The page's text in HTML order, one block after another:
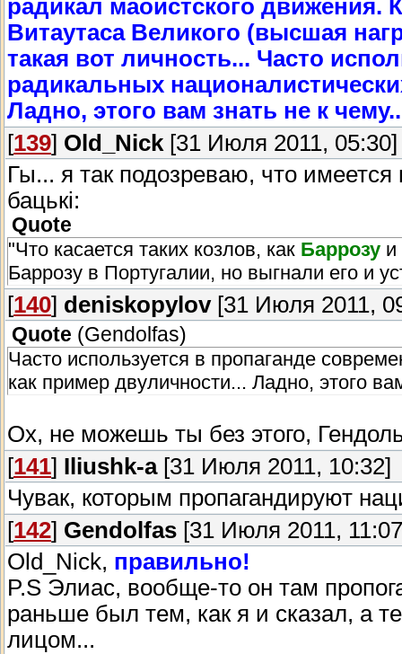
радикал маоистского движения.
Витаутаса Великого (высшая
такая вот личность... Часто
радикальных
Ладно, этого вам знать не к
[139] Old_Nick [31 Июля 2011, 05:30]
Гы... я так подозреваю, что
бацькi:
Quote
"Что касается таких козлов, как Баррозу и
Баррозу в Португалии, но выгнали его и
[140] deniskopylov[31 Июля 2011,
Quote (Gendolfas)
Часто используется в пропаганде
как пример двуличности... Ладно, этого
Ох, не можешь ты без этого,
[141] Iliushk-a[31 Июля 2011, 10:32]
Чувак, которым пропагандируют
[142] Gendolfas [31 Июля 2011,
Old_Nick, правильно!
P.S Элиас, вообще-то он там
раньше был тем, как я и сказал, а
лицом...